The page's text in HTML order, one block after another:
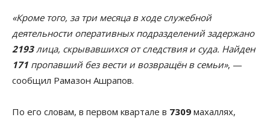
«Кроме того, за три месяца в ходе служебной
деятельности оперативных подразделений задержано
2193лица, скрывавшихся от следствия и суда. Найден
171 пропавший без вести и возвращён в семьи», —
сообщил Рамазон Ашрапов.
По его словам, в первом квартале в 7309 махаллях,